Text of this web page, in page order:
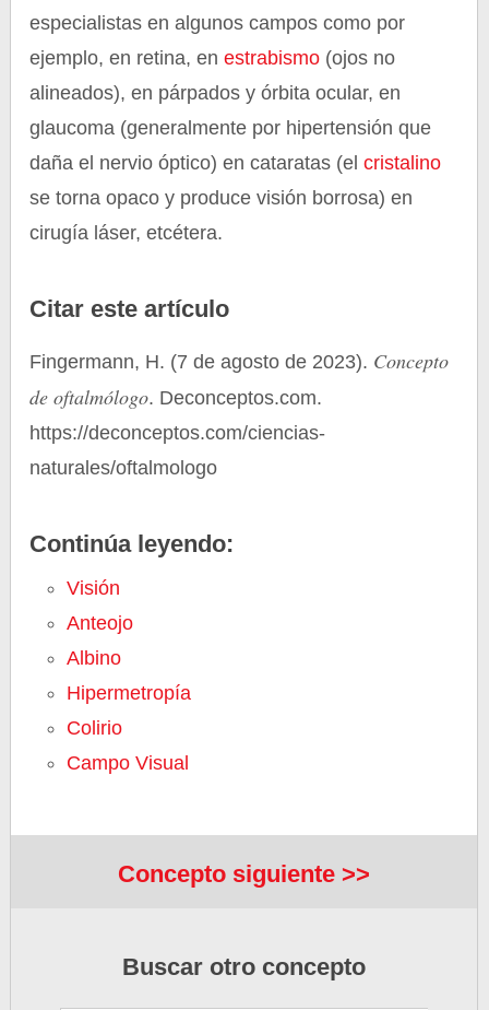
especialistas en algunos campos como por
ejemplo, en retina, enestrabismo (ojos no
alineados), en párpados y órbita ocular, en
glaucoma (generalmente por hipertensión que
daña el nervio óptico) en cataratas (elcristalino
se torna opaco y produce visión borrosa) en
cirugía láser, etcétera.
Citar este artículo
Fingermann, H. (7 de agosto de 2023). Concepto
de oftalmólogo. Deconceptos.com.
https://deconceptos.com/ciencias-
naturales/oftalmologo
Continúa leyendo:
Visión
Anteojo
Albino
Hipermetropía
Colirio
Campo Visual
Concepto siguiente >>
Buscar otro concepto